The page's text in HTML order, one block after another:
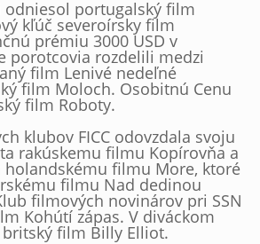
odniesol portugalský film
kľúč severoírsky film
prémiu 3000 USD v
porotcovia rozdelili medzi
film Lenivé nedeľné
film Moloch. Osobitnú Cenu
film Roboty.
klubov FICC odovzdala svoju
rakúskemu filmu Kopírovňa a
holandskému filmu More, ktoré
filmu Nad dedinou
filmových novinárov pri SSN
Kohútí zápas. V diváckom
film Billy Elliot.